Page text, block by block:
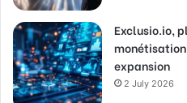
Exclusio.io,
expansion
2 July 2026